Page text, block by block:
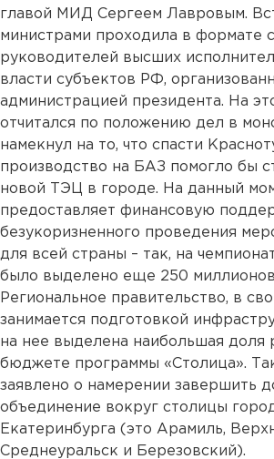
главой МИД Сергеем Лавровым.
министрами проходила в формате
руководителей высших
власти субъектов РФ,
администрацией президента. На
отчитался по положению дел в
намекнул на то, что спасти
производство на БАЗ помогло бы
новой ТЭЦ в городе. На данный
предоставляет финансовую
безукоризненного проведения
для всей страны – так, на
было выделено еще 250
Региональное правительство, в
занимается подготовкой
на нее выделена наибольшая доля
бюджете программы «Столица».
заявлено о намерении завершить
объединение вокруг столицы
Екатеринбурга (это Арамиль,
Среднеуральск и Березовский).